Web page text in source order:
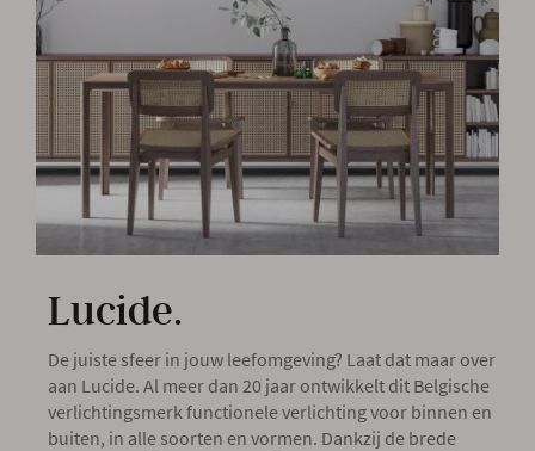
FAQ
Onze locatie
Lucide.
De juiste sfeer in jouw leefomgeving? Laat dat maar over
aan Lucide. Al meer dan 20 jaar ontwikkelt dit Belgische
verlichtingsmerk functionele verlichting voor binnen en
buiten, in alle soorten en vormen. Dankzij de brede